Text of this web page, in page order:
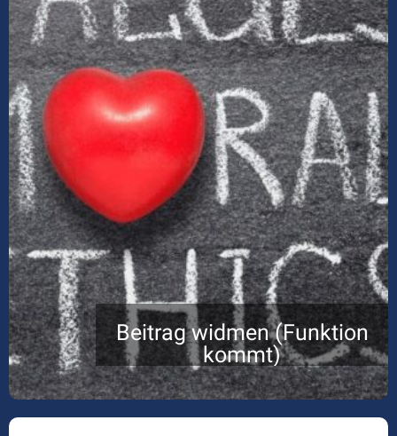
Beitrag widmen (Funktion
kommt)